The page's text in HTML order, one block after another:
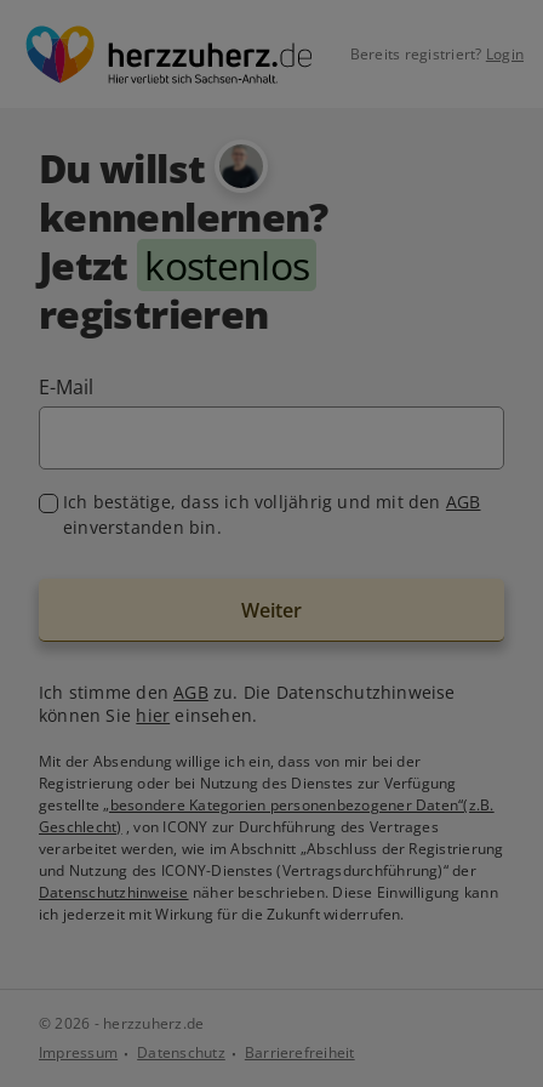
Bereits registriert? Login
Du willst
kennenlernen?
Jetzt kostenlos
registrieren
E-Mail
Ich bestätige, dass ich volljährig und mit den AGB
einverstanden bin.
Weiter
Ich stimme denAGB zu. Die Datenschutzhinweise
können Sie hier einsehen.
Mit der Absendung willige ich ein, dass von mir bei der
Registrierung oder bei Nutzung des Dienstes zur Verfügung
gestellte„besondere Kategorien personenbezogener Daten“(z.B.
Geschlecht) , von ICONY zur Durchführung des Vertrages
verarbeitet werden, wie im Abschnitt „Abschluss der Registrierung
und Nutzung des ICONY-Dienstes (Vertragsdurchführung)“ der
Datenschutzhinweise näher beschrieben. Diese Einwilligung kann
ich jederzeit mit Wirkung für die Zukunft widerrufen.
© 2026 - herzzuherz.de
Impressum
Datenschutz Barrierefreiheit